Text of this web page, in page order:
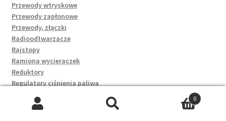
Przewody wtryskowe
Przewody zapłonowe
Przewody, złączki
Radioodtwarzacze
Rajstopy
Ramiona wycieraczek
Reduktory
Regulatory ciśnienia paliwa
Rękawice
0